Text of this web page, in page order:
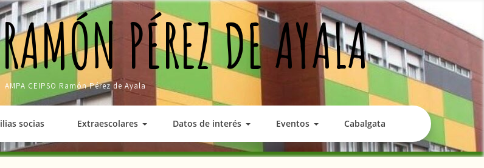
PÉREZ DE AYALA
AMPA CEIPSO Ramón Pérez de Ayala
socias Extraescolares Datos de interés Eventos Cabalgata